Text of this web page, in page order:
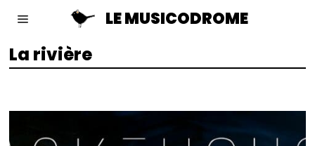
LE MUSICODROME
La rivière